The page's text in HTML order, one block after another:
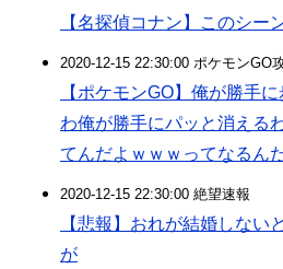
【名探偵コナン】このシー
2020-12-15 22:30:00 ポケモンGO
【ポケモンGO】俺が勝手
わ俺が勝手にパッと消える
てんだよｗｗｗってなるん
2020-12-15 22:30:00 絶望速報
【悲報】おれが結婚しない
が